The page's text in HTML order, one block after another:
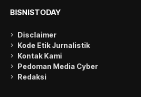
BISNISTODAY
Disclaimer
Kode Etik Jurnalistik
Kontak Kami
Pedoman Media Cyber
Redaksi